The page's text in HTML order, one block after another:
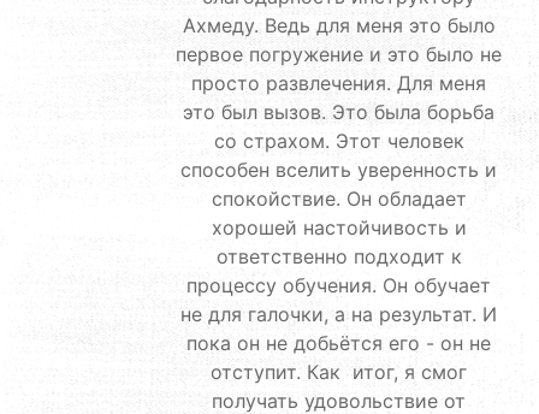
Ахмеду. Ведь для меня это было
первое погружение и это было не
просто развлечения. Для меня
это был вызов. Это была борьба
со страхом. Этот человек
способен вселить уверенность и
спокойствие. Он обладает
хорошей настойчивость и
ответственно подходит к
процессу обучения. Он обучает
не для галочки, а на результат. И
пока он не добьётся его - он не
отступит. Как итог, я смог
получать удовольствие от